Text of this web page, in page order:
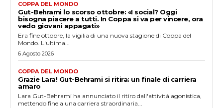
COPPA DEL MONDO
Gut-Behrami lo scorso ottobre: «I social? Oggi
bisogna piacere a tutti. In Coppa si va per vincere, ora
vedo giovani appagati»
Era fine ottobre, la vigilia di una nuova stagione di Coppa del
Mondo. L'ultima...
6 Agosto 2026
COPPA DEL MONDO
Grazie Lara! Gut-Behrami si ritira: un finale di carriera
amaro
Lara Gut-Behrami ha annunciato il ritiro dall'attività agonistica,
mettendo fine a una carriera straordinaria...